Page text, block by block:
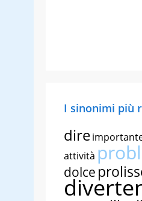
I sinonimi più
dire
attività
dolce